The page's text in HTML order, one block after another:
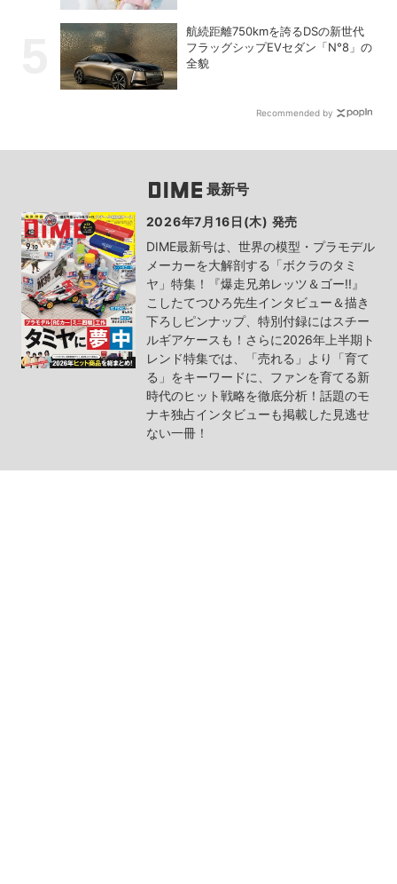
航続距離750kmを誇るDSの新世代
フラッグシップEVセダン「N°8」の
全貌
Recommended by
最新号
2026年7月16日(木) 発売
DIME最新号は、世界の模型・プラモデル
メーカーを大解剖する「ボクラのタミ
ヤ」特集！『爆走兄弟レッツ＆ゴー!!』
こしたてつひろ先生インタビュー＆描き
下ろしピンナップ、特別付録にはスチー
ルギアケースも！さらに2026年上半期ト
レンド特集では、「売れる」より「育て
る」をキーワードに、ファンを育てる新
時代のヒット戦略を徹底分析！話題のモ
ナキ独占インタビューも掲載した見逃せ
ない一冊！